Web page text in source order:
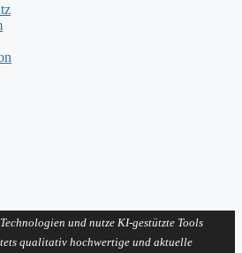
und nutze KI-gestützte Tools
qualitativ hochwertige und aktuelle